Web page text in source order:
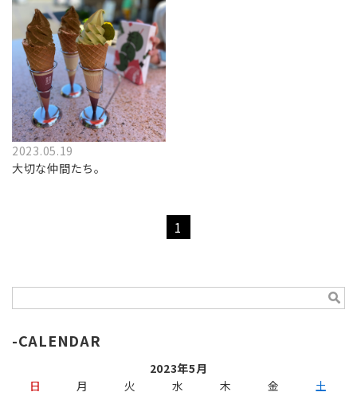
2023.05.19
大切な仲間たち。
1
CALENDAR
2023年5月
日
月 火 水 木 金
土